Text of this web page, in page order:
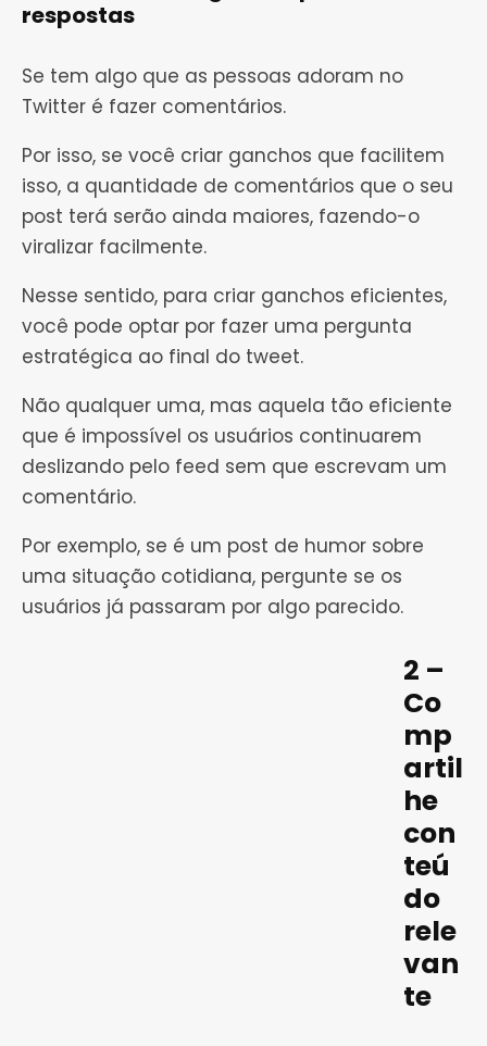
respostas
Se tem algo que as pessoas adoram no
Twitter é fazer comentários.
Por isso, se você criar ganchos que facilitem
isso, a quantidade de comentários que o seu
post terá serão ainda maiores, fazendo-o
viralizar facilmente.
Nesse sentido, para criar ganchos eficientes,
você pode optar por fazer uma pergunta
estratégica ao final do tweet.
Não qualquer uma, mas aquela tão eficiente
que é impossível os usuários continuarem
deslizando pelo feed sem que escrevam um
comentário.
Por exemplo, se é um post de humor sobre
uma situação cotidiana, pergunte se os
usuários já passaram por algo parecido.
2 –
Co
mp
artil
he
con
teú
do
rele
van
te